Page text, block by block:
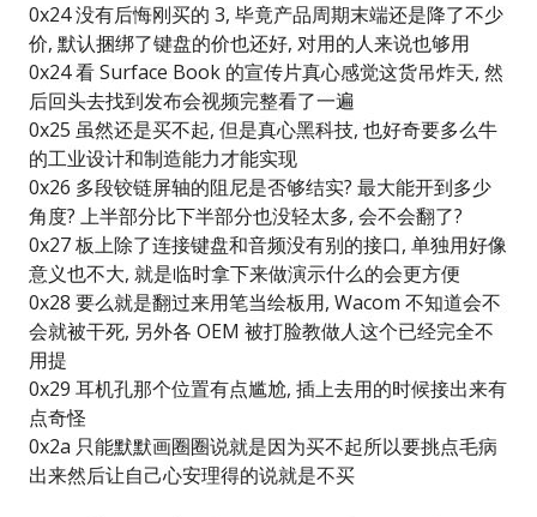
0x24 没有后悔刚买的 3, 毕竟产品周期末端还是降了不少
价, 默认捆绑了键盘的价也还好, 对用的人来说也够用
0x24 看 Surface Book 的宣传片真心感觉这货吊炸天, 然
后回头去找到发布会视频完整看了一遍
0x25 虽然还是买不起, 但是真心黑科技, 也好奇要多么牛
的工业设计和制造能力才能实现
0x26 多段铰链屏轴的阻尼是否够结实? 最大能开到多少
角度? 上半部分比下半部分也没轻太多, 会不会翻了?
0x27 板上除了连接键盘和音频没有别的接口, 单独用好像
意义也不大, 就是临时拿下来做演示什么的会更方便
0x28 要么就是翻过来用笔当绘板用, Wacom 不知道会不
会就被干死, 另外各 OEM 被打脸教做人这个已经完全不
用提
0x29 耳机孔那个位置有点尴尬, 插上去用的时候接出来有
点奇怪
0x2a 只能默默画圈圈说就是因为买不起所以要挑点毛病
出来然后让自己心安理得的说就是不买